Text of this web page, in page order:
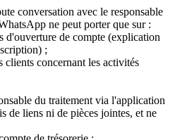
conversation avec le responsable
ne peut porter que sur :
d'ouverture de compte (explication
;
clients concernant les activités
du traitement via l'application
de liens ni de pièces jointes, et ne